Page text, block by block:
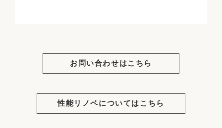
お問い合わせはこちら
性能リノベについてはこちら